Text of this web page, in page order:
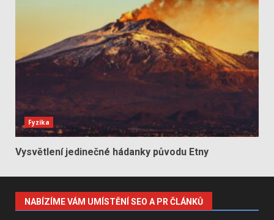
Fyzika
Vysvětlení jedinečné hádanky původu Etny
NABÍZÍME VÁM UMÍSTĚNÍ SEO A PR ČLÁNKŮ